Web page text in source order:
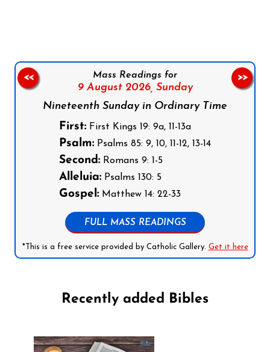
Mass Readings for
9 August 2026, Sunday
Nineteenth Sunday in Ordinary Time
First: First Kings 19: 9a, 11-13a
Psalm: Psalms 85: 9, 10, 11-12, 13-14
Second: Romans 9: 1-5
Alleluia: Psalms 130: 5
Gospel: Matthew 14: 22-33
FULL MASS READINGS
*This is a free service provided by Catholic Gallery. Get it here
<< >>
Recently added Bibles